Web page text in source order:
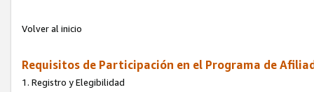
Volver al inicio
Requisitos de Participación en el Programa de
1. Registro y Elegibilidad